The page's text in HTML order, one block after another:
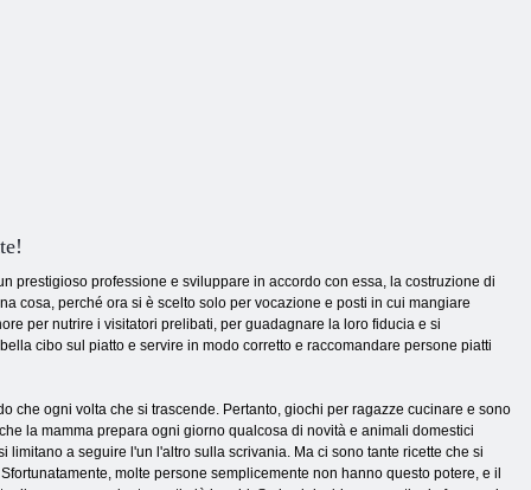
prestigioso professione e sviluppare in accordo con essa, la costruzione di
cosa, perché ora si è scelto solo per vocazione e posti in cui mangiare
per nutrire i visitatori prelibati, per guadagnare la loro fiducia e si
cibo sul piatto e servire in modo corretto e raccomandare persone piatti
che ogni volta che si trascende. Pertanto, giochi per ragazze cucinare e sono
la mamma prepara ogni giorno qualcosa di novità e animali domestici
a seguire l'un l'altro sulla scrivania. Ma ci sono tante ricette che si
molte persone semplicemente non hanno questo potere, e il